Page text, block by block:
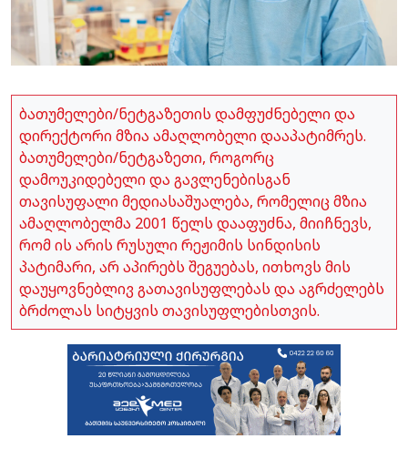
ბათუმელები/ნეტგაზეთის დამფუძნებელი და
დირექტორი მზია ამაღლობელი დააპატიმრეს.
ბათუმელები/ნეტგაზეთი, როგორც
დამოუკიდებელი და გავლენებისგან
თავისუფალი მედიასაშუალება, რომელიც მზია
ამაღლობელმა 2001 წელს დააფუძნა, მიიჩნევს,
რომ ის არის რუსული რეჟიმის სინდისის
პატიმარი, არ აპირებს შეგუებას, ითხოვს მის
დაუყოვნებლივ გათავისუფლებას და აგრძელებს
ბრძოლას სიტყვის თავისუფლებისთვის.